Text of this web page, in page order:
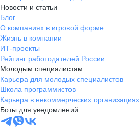
Новости и статьи
Блог
О компаниях в игровой форме
Жизнь в компании
ИТ-проекты
Рейтинг работодателей России
Молодым специалистам
Карьера для молодых специалистов
Школа программистов
Карьера в некоммерческих организациях
Боты для уведомлений